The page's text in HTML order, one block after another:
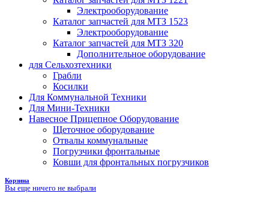
Электрооборудование
Каталог запчастей для МТЗ 1523
Электрооборудование
Каталог запчастей для МТЗ 320
Дополнительное оборудование
для Сельхозтехники
Грабли
Косилки
Для Коммунальной Техники
Для Мини-Техники
Навесное Прицепное Оборудование
Щеточное оборудование
Отвалы коммунальные
Погрузчики фронтальные
Ковши для фронтальных погрузчиков
Корзина
Вы еще ничего не выбрали